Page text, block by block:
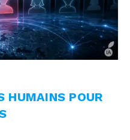
HUMAINS POUR